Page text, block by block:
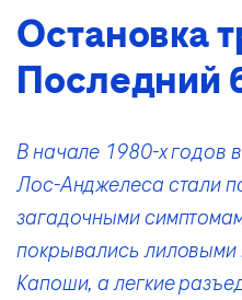
Остановка
Последний
В начале 1980-х годов
Лос-Анджелеса стали
загадочными
покрывались лиловыми
Капоши, а легкие